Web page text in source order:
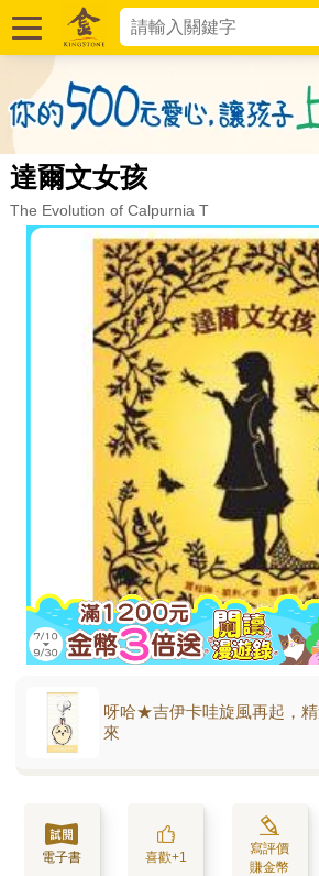
達爾文女孩
The Evolution of Calpurnia T
呀哈★吉伊卡哇旋風再起，
來
電子書 喜歡+1
寫評價
賺金幣